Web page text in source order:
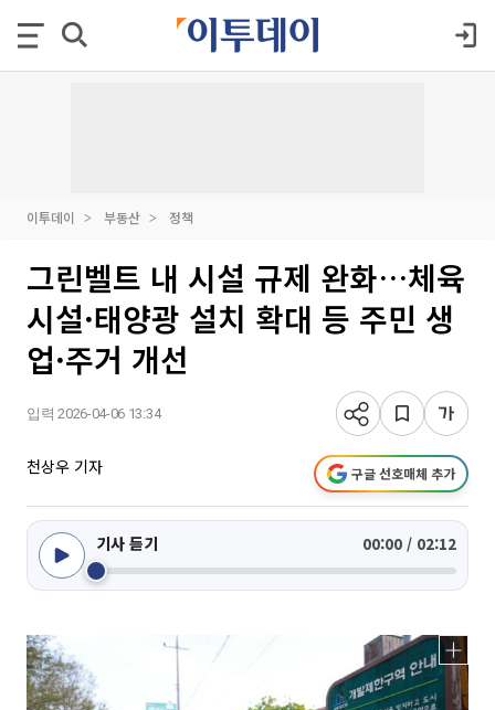
이투데이 부동산 정책
그린벨트 내 시설 규제 완화…체육
시설·태양광 설치 확대 등 주민 생
업·주거 개선
입력 2026-04-06 13:34
천상우 기자 구글 선호매체 추가
기사 듣기 00:00 / 02:12